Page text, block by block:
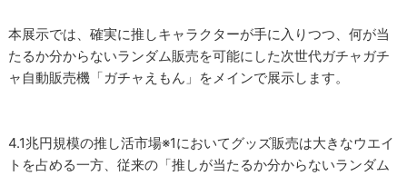
本展示では、確実に推しキャラクターが手に入りつつ、何が当
たるか分からないランダム販売を可能にした次世代ガチャガチ
ャ自動販売機「ガチャえもん」をメインで展示します。
4.1兆円規模の推し活市場※1においてグッズ販売は大きなウエイ
トを占める一方、従来の「推しが当たるか分からないランダム